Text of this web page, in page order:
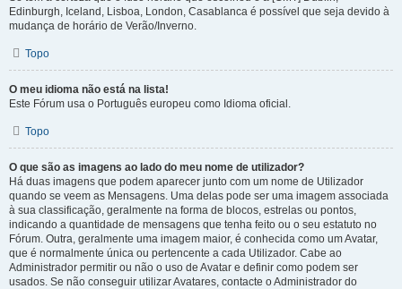
Edinburgh, Iceland, Lisboa, London, Casablanca é possível que seja devido à
mudança de horário de Verão/Inverno.
Topo
O meu idioma não está na lista!
Este Fórum usa o Português europeu como Idioma oficial.
Topo
O que são as imagens ao lado do meu nome de utilizador?
Há duas imagens que podem aparecer junto com um nome de Utilizador
quando se veem as Mensagens. Uma delas pode ser uma imagem associada
à sua classificação, geralmente na forma de blocos, estrelas ou pontos,
indicando a quantidade de mensagens que tenha feito ou o seu estatuto no
Fórum. Outra, geralmente uma imagem maior, é conhecida como um Avatar,
que é normalmente única ou pertencente a cada Utilizador. Cabe ao
Administrador permitir ou não o uso de Avatar e definir como podem ser
usados. Se não conseguir utilizar Avatares, contacte o Administrador do